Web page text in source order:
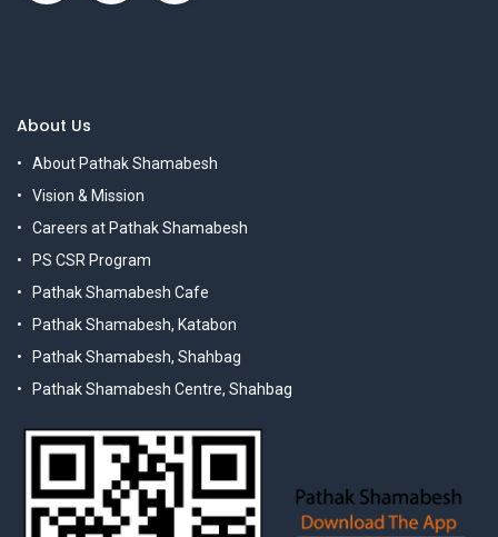
About Us
About Pathak Shamabesh
Vision & Mission
Careers at Pathak Shamabesh
PS CSR Program
Pathak Shamabesh Cafe
Pathak Shamabesh, Katabon
Pathak Shamabesh, Shahbag
Pathak Shamabesh Centre, Shahbag